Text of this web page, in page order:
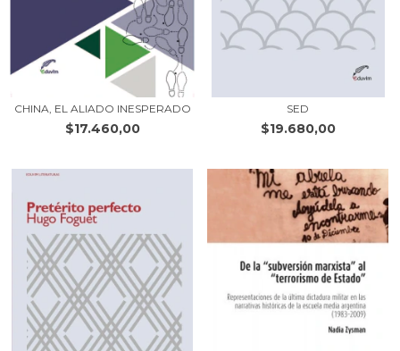
CHINA, EL ALIADO INESPERADO
$17.460,00
SED
$19.680,00